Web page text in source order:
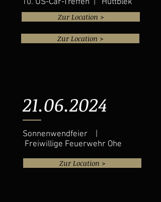
10. US-Car-Treffen | Hüttblek
Zur Location >
Zur Location >
21.06.2024
Sonnenwendfeier |
Freiwillige Feuerwehr Ohe
Zur Location >